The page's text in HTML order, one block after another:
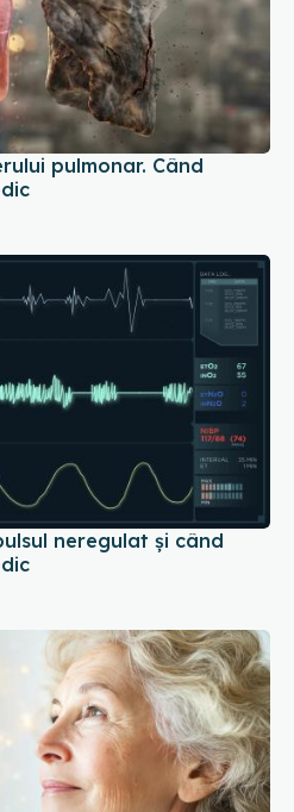
pulmonar. Când
neregulat și când